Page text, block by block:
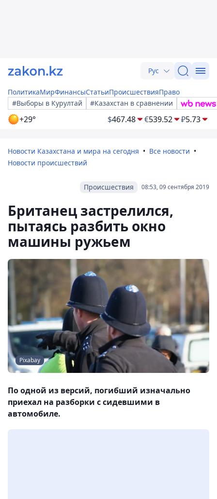
Рус
ПолитикаМирФинансыСтатьиПроисшествияПраво
#Выборы в Курултай
#Казахстан в сравнении
+29° $467.48 €539.52 ₽5.73
Новости Казахстана и мира на сегодня
Все новости
Новости происшествий
08:53, 09 сентября 2019
Происшествия
Британец застрелился,
пытаясь разбить окно
машины ружьем
Pixabay
По одной из версий, погибший изначально
приехал на разборки с сидевшими в
автомобиле.